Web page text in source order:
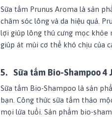
Sữa tắm Prunus Aroma là sản
chăm sóc lông và da hiệu quả.
lợi giúp lông thú cưng mọc khỏe
giúp át mùi cơ thể khó chịu của
5. Sữa tắm Bio-Shampoo 4
Sữa tắm Bio-Shampoo là sản
bạn. Công thức sữa tắm thảo
mọi lứa tuổi. Sản phẩm bio-